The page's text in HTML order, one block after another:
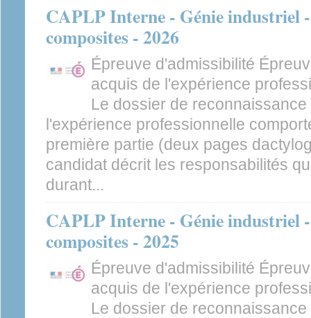
CAPLP Interne - Génie industriel
composites - 2026
Épreuve d'admissibilité
acquis de l'expérience
Le dossier de
l'expérience professionnelle
première partie (deux pages
candidat décrit les responsabilités
durant...
CAPLP Interne - Génie industriel
composites - 2025
Épreuve d'admissibilité
acquis de l'expérience
Le dossier de